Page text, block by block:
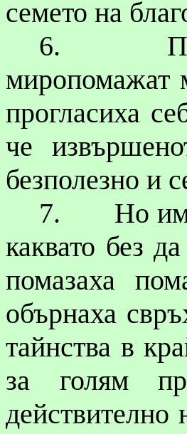
семето на
6.
миропомажат
прогласиха
че
безполезно и
7.
Но
каквато без
помазаха
обърнаха
тайнства в
за голям
действително